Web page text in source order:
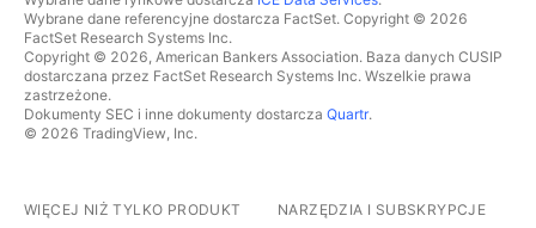
Wybrane dane referencyjne dostarcza FactSet. Copyright © 2026
FactSet Research Systems Inc.
Copyright © 2026, American Bankers Association. Baza danych CUSIP
dostarczana przez FactSet Research Systems Inc. Wszelkie prawa
zastrzeżone.
Dokumenty SEC i inne dokumenty dostarcza Quartr.
© 2026 TradingView, Inc.
WIĘCEJ NIŻ TYLKO PRODUKT NARZĘDZIA I SUBSKRYPCJE